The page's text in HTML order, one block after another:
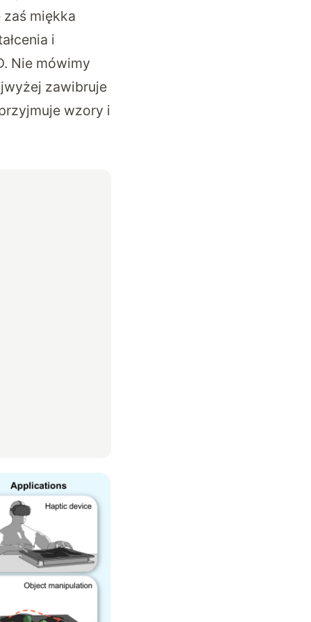
zaś miękka
i
Nie mówimy
zawibruje
wzory i